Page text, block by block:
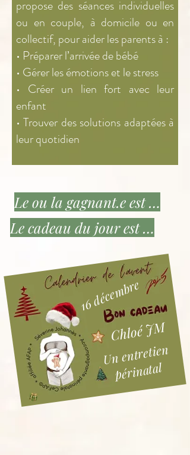
propose des séances individuelles
ou en couple, à domicile ou en
collectif, pour aider les parents à :
• Préparer l’arrivée de bébé
• Gérer les émotions et le stress
• Créer un lien fort avec leur
enfant
• Trouver des solutions adaptées à
leur quotidien
Le ou la gagnant.e est …
Le cadeau du jour est …
Chloé JM
Un entretien
périnatal
16 décembre